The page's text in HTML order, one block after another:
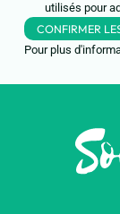
utilisés pour
CONFIRMER
Pour plus